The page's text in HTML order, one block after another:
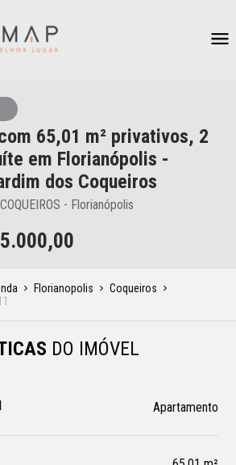
65,01 m² privativos, 2
em Florianópolis -
dos Coqueiros
- Florianópolis
Florianopolis
Coqueiros
DO IMÓVEL
Apartamento